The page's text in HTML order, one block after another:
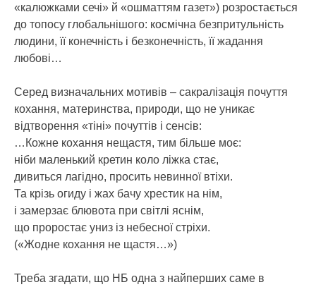
«калюжками сечі» й «ошматтям газет») розростається
до топосу глобальнішого: космічна безпритульність
людини, її конечність і безконечність, її жадання
любові…
Серед визначальних мотивів – сакралізація почуття
кохання, материнства, природи, що не уникає
відтворення «тіні» почуттів і сенсів:
…Кожне кохання нещастя, тим більше моє:
ніби маленький кретин коло ліжка стає,
дивиться лагідно, просить невинної втіхи.
Та крізь огиду і жах бачу хрестик на нім,
і замерзає блювота при світлі яснім,
що проростає униз із небесної стріхи.
(«Жодне кохання не щастя…»)
Треба згадати, що НБ одна з найперших саме в